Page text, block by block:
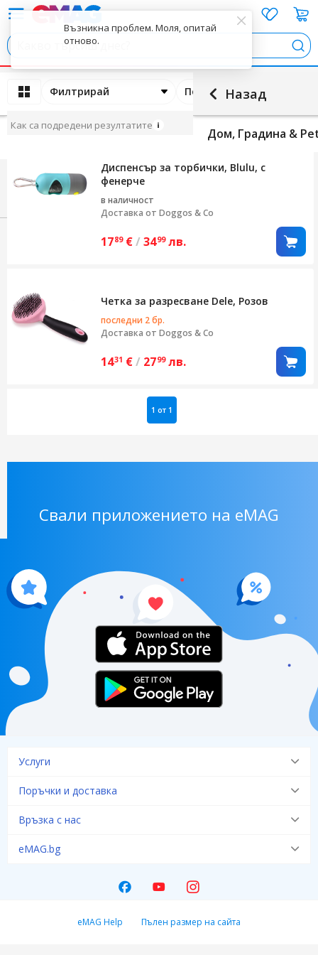
Възникна проблем. Моля, опитай
отново.
Назад
Дом, Градина &
Филтрирай Подреди по
Как са подредени резултатите
Диспенсър за торбички, Blulu, с
фенерче
в наличност
Доставка от Doggos & Co
1789 €/ 3499 лв.
Четка за разресване Dele, Розов
последни 2 бр.
Доставка от Doggos & Co
1431 €/ 2799 лв.
1 от 1
Свали приложението на eMAG
Услуги
Поръчки и доставка
Връзка с нас
eMAG.bg
eMAG Help Пълен размер на сайта